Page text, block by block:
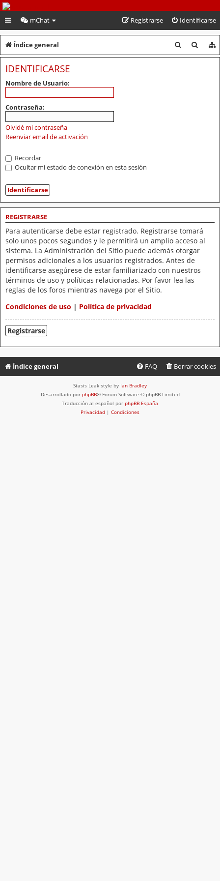
PeruVoley.com
mChat Identificarse
Registrarse
Índice general
u
u
IDENTIFICARSE
Nombre de Usuario:
Contraseña:
Olvidé mi contraseña
Reenviar email de activación
Recordar
Ocultar mi estado de conexión en esta sesión
REGISTRARSE
Para autenticarse debe estar registrado. Registrarse tomará
solo unos pocos segundos y le permitirá un amplio acceso al
sistema. La Administración del Sitio puede además otorgar
permisos adicionales a los usuarios registrados. Antes de
identificarse asegúrese de estar familiarizado con nuestros
términos de uso y políticas relacionadas. Por favor lea las
reglas de los foros mientras navega por el Sitio.
Condiciones de uso | Política de privacidad
Registrarse
Índice general Borrar cookies
FAQ
Stasis Leak style by Ian Bradley
Desarrollado por phpBB® Forum Software © phpBB Limited
Traducción al español por phpBB España
Privacidad | Condiciones